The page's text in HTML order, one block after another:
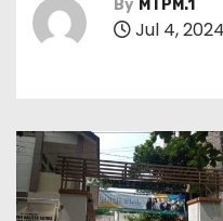
By MTPM.1
Jul 4, 2024